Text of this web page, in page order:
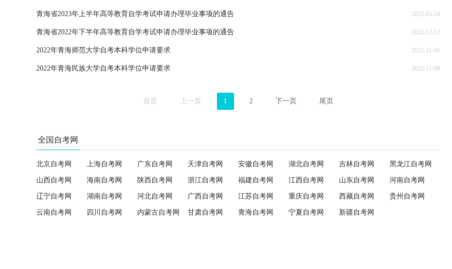
青海省2023年上半年高等教育自学考试申请办理毕业事项的通告 2023-05-24
青海省2022年下半年高等教育自学考试申请办理毕业事项的通告 2022-12-12
2022年青海师范大学自考本科学位申请要求 2022-11-09
2022年青海民族大学自考本科学位申请要求 2022-11-09
首页 上一页 1 2 下一页 尾页
全国自考网
北京自考网 上海自考网 广东自考网 天津自考网 安徽自考网 湖北自考网 吉林自考网 黑龙江自考网
山西自考网 海南自考网 陕西自考网 浙江自考网 福建自考网 江西自考网 山东自考网 河南自考网
辽宁自考网 湖南自考网 河北自考网 广西自考网 江苏自考网 重庆自考网 西藏自考网 贵州自考网
云南自考网 四川自考网 内蒙古自考网 甘肃自考网 青海自考网 宁夏自考网 新疆自考网